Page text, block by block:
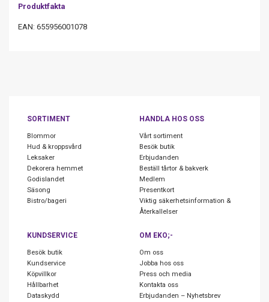
Produktfakta
EAN: 655956001078
SORTIMENT
Blommor
Hud & kroppsvård
Leksaker
Dekorera hemmet
Godislandet
Säsong
Bistro/bageri
HANDLA HOS OSS
Vårt sortiment
Besök butik
Erbjudanden
Beställ tårtor & bakverk
Medlem
Presentkort
Viktig säkerhetsinformation &
Återkallelser
KUNDSERVICE
Besök butik
Kundservice
Köpvillkor
Hållbarhet
Dataskydd
OM EKO;-
Om oss
Jobba hos oss
Press och media
Kontakta oss
Erbjudanden – Nyhetsbrev